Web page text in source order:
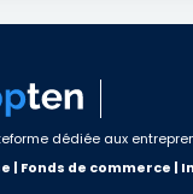
dédiée aux
| Fonds de commerce |